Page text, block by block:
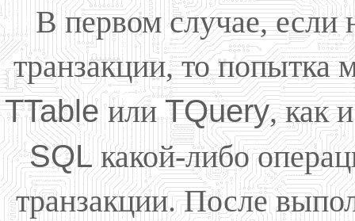
В первом случае, если
транзакции, то попытка
TTableилиTQuery, как
SQLкакой-либо
транзакции. После